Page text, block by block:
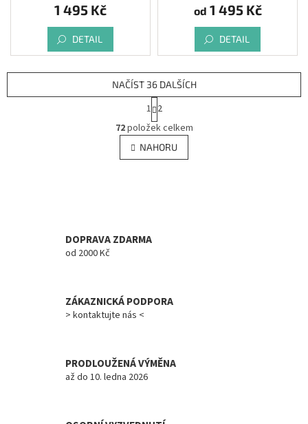
1 495 Kč
DETAIL
od 1 495 Kč
DETAIL
O
v
l
á
ý
u
NAČÍST 36 DALŠÍCH
S
t
r
á
n
k
1 2
72položek celkem
NAHORU
DOPRAVA ZDARMA
od 2000 Kč
ZÁKAZNICKÁ PODPORA
> kontaktujte nás <
PRODLOUŽENÁ VÝMĚNA
až do 10. ledna 2026